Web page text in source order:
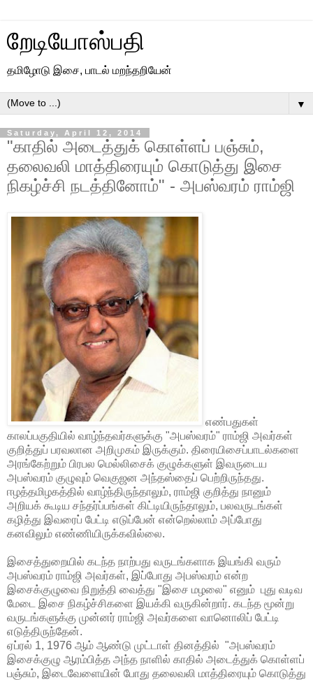
றேடியோஸ்பதி
தமிழோடு இசை, பாடல் மறந்தறியேன்
▼
Saturday, April 12, 2014
"காதில் அடைத்துக் கொள்ளப் பஞ்சும்,
தலைவலி மாத்திரையும் கொடுத்து இசை
நிகழ்ச்சி நடத்தினோம்" - அபஸ்வரம் ராம்ஜி
எண்பதுகள்
காலப்பகுதியில் வாழ்ந்தவர்களுக்கு "அபஸ்வரம்" ராம்ஜி அவர்கள்
குறித்துப் பரவலான அறிமுகம் இருக்கும். திரையிசைப்பாடல்களை
அரங்கேற்றும் பிரபல மெல்லிசைக் குழுக்களுள் இவருடைய
அபஸ்வரம் குழுவும் வெகுஜன அந்தஸ்தைப் பெற்றிருந்தது.
ஈழத்தமிழகத்தில் வாழ்ந்திருந்தாலும், ராம்ஜி குறித்து நானும்
அறியக் கூடிய சந்தர்ப்பங்கள் கிட்டியிருந்தாலும், பலவருடங்கள்
கழித்து இவரைப் பேட்டி எடுப்பேன் என்றெல்லாம் அப்போது
கனவிலும் எண்ணியிருக்கவில்லை.
இசைத்துறையில் கடந்த நாற்பது வருடங்களாக இயங்கி வரும்
அபஸ்வரம் ராம்ஜி அவர்கள், இப்போது அபஸ்வரம் என்ற
இசைக்குழுவை நிறுத்தி வைத்து "இசை மழலை" எனும் புது வடிவ
மேடை இசை நிகழ்ச்சிகளை இயக்கி வருகின்றார். கடந்த மூன்று
வருடங்களுக்கு முன்னர் ராம்ஜி அவர்களை வானொலிப் பேட்டி
எடுத்திருந்தேன்.
ஏப்ரல் 1, 1976 ஆம் ஆண்டு முட்டாள் தினத்தில் "அபஸ்வரம்
இசைக்குழு ஆரம்பித்த அந்த நாளில் காதில் அடைத்துக் கொள்ளப்
பஞ்சும், இடைவேளையின் போது தலைவலி மாத்திரையும் கொடுத்து